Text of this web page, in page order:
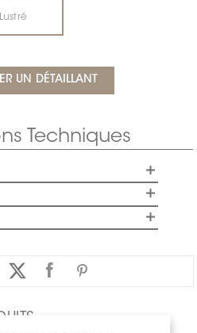
Lustré
UN DÉTAILLANT
Techniques